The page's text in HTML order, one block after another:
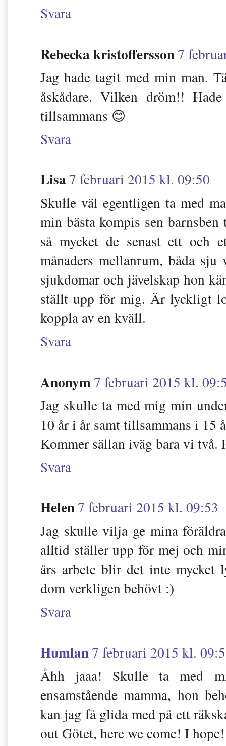
Svara
Rebecka kristoffersson7
Jag hade tagit med min man.
åskådare. Vilken dröm!!
tillsammans 😊
Svara
Lisa7 februari 2015 kl. 09:50
Skułle väl egentligen ta med
min bästa kompis sen
så mycket de senast ett och
månaders mellanrum, båda
sjukdomar och jävelskap hon
ställt upp för mig. Är lyckligt
koppla av en kväll.
Svara
Anonym7 februari 2015 kl.
Jag skulle ta med mig min
10 år i år samt tillsammans i 15
Kommer sällan iväg bara vi
Svara
Helen7 februari 2015 kl. 09:53
Jag skulle vilja ge mina
alltid ställer upp för mej och
års arbete blir det inte mycket
dom verkligen behövt :)
Svara
Humlan7 februari 2015 kl.
Åhh jaaa! Skulle ta med
ensamstående mamma, hon
kan jag få glida med på ett
out Götet, here we come! I hope!